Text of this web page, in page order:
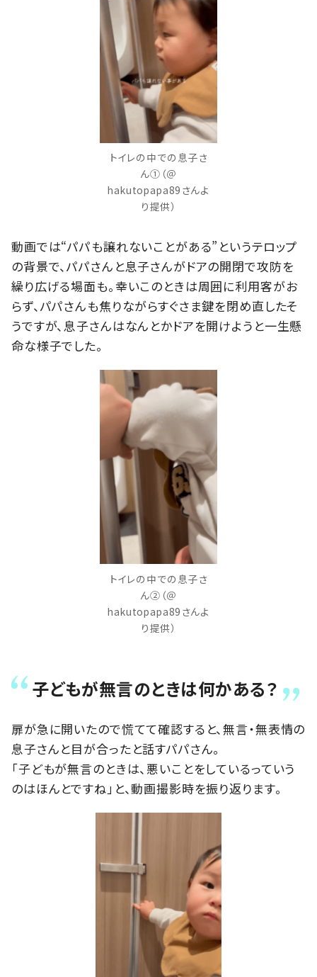
トイレの中での息子さ
ん①（＠
hakutopapa89さんよ
り提供）
動画では“パパも譲れないことがある”というテロップ
の背景で、パパさんと息子さんがドアの開閉で攻防を
繰り広げる場面も。幸いこのときは周囲に利用客がお
らず、パパさんも焦りながらすぐさま鍵を閉め直したそ
うですが、息子さんはなんとかドアを開けようと一生懸
命な様子でした。
トイレの中での息子さ
ん②（＠
hakutopapa89さんよ
り提供）
子どもが無言のときは何かある？
扉が急に開いたので慌てて確認すると、無言・無表情の
息子さんと目が合ったと話すパパさん。
「子どもが無言のときは、悪いことをしているっていう
のはほんとですね」と、動画撮影時を振り返ります。